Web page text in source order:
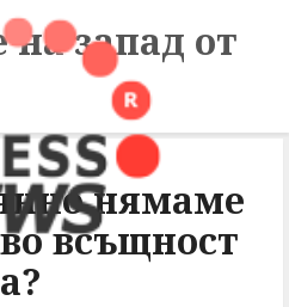
запад от
нямаме
всъщност